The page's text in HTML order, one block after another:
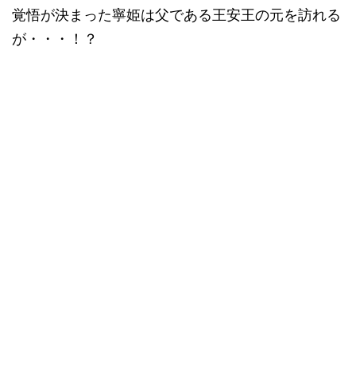
覚悟が決まった寧姫は父である王安王の元を訪れる
が・・・！？